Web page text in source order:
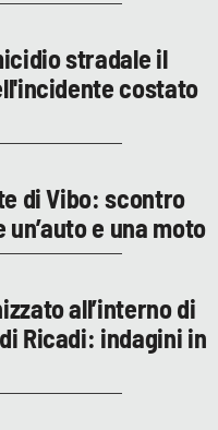
stradale il
costato
di Vibo: scontro
e una moto
all’interno di
Ricadi: indagini in